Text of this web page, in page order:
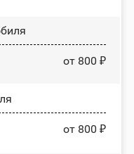
от 800 ₽
от 800 ₽